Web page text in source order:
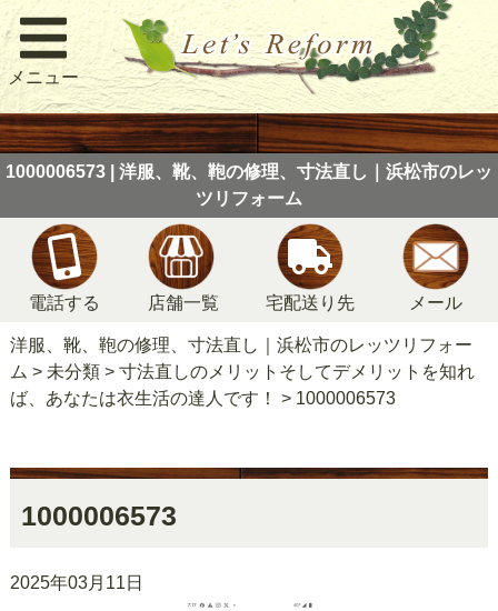
メニュー
1000006573 | 洋服、靴、鞄の修理、寸法直し｜浜松市のレッ
ツリフォーム
電話する 店舗一覧 宅配送り先 メール
洋服、靴、鞄の修理、寸法直し｜浜松市のレッツリフォー
ム > 未分類> 寸法直しのメリットそしてデメリットを知れ
ば、あなたは衣生活の達人です！
> 1000006573
1000006573
2025年03月11日